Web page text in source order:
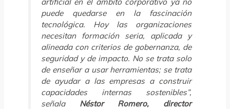
puede quedarse en la fascinación
tecnológica. Hoy las organizaciones
necesitan formación seria, aplicada y
alineada con criterios de gobernanza, de
seguridad y de impacto. No se trata solo
de enseñar a usar herramientas; se trata
de ayudar a las empresas a construir
capacidades internas sostenibles”,
señala Néstor Romero, director